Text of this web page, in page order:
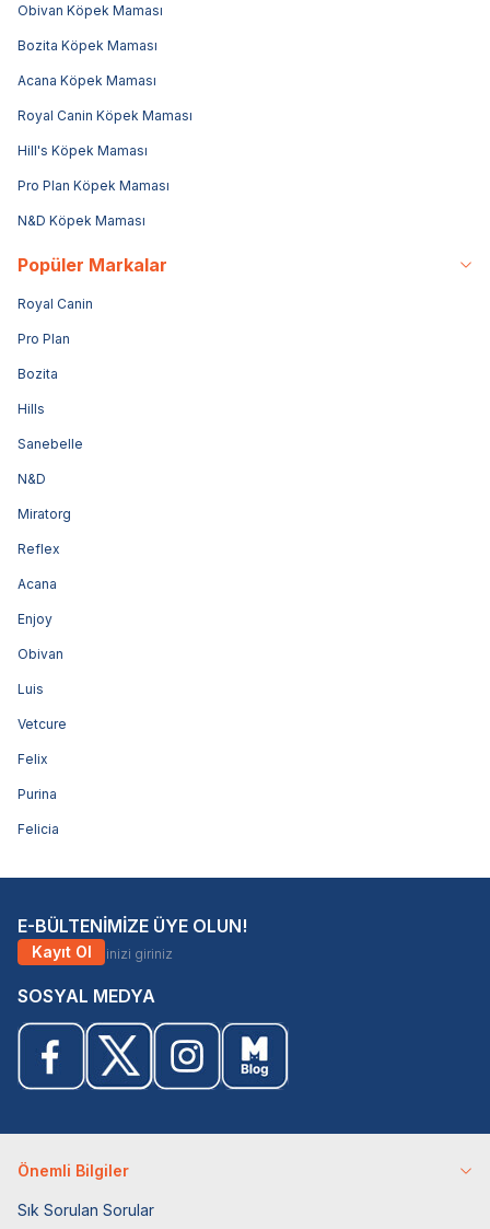
Obivan Köpek Maması
Bozita Köpek Maması
Acana Köpek Maması
Royal Canin Köpek Maması
Hill's Köpek Maması
Pro Plan Köpek Maması
N&D Köpek Maması
Popüler Markalar
Royal Canin
Pro Plan
Bozita
Hills
Sanebelle
N&D
Miratorg
Reflex
Acana
Enjoy
Obivan
Luis
Vetcure
Felix
Purina
Felicia
E-BÜLTENİMİZE ÜYE OLUN!
Kayıt Ol
SOSYAL MEDYA
Önemli Bilgiler
Sık Sorulan Sorular